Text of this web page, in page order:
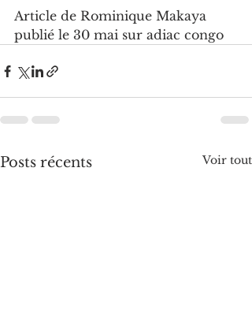
Article de Rominique Makaya
publié le 30 mai sur adiac congo
Posts récents Voir tout